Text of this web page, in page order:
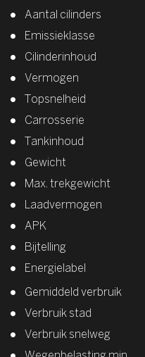
Aantal cilinders
Emissieklasse
Cilinderinhoud
Vermogen
Topsnelheid
Carrosserie
Tankinhoud
Gewicht
Max. trekgewicht
Laadvermogen
APK
Bijtelling
Energielabel
Gemiddeld verbruik
Verbruik stad
Verbruik snelweg